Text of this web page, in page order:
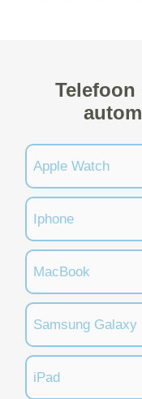
Telefoon
Apple Watch
Iphone
MacBook
Samsung Galaxy
iPad